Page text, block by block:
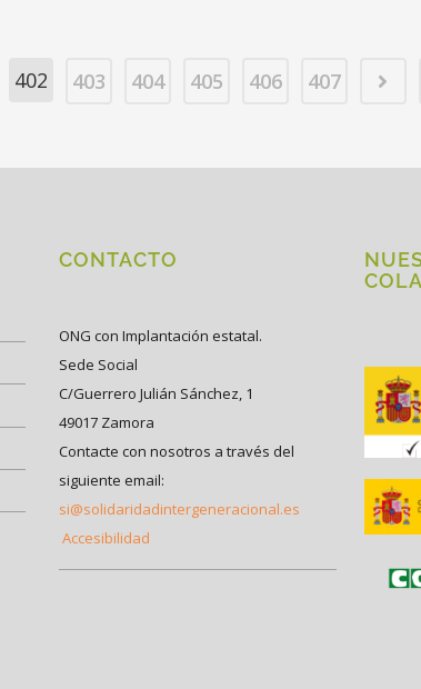
402 403 404 405 406 407
CONTACTO
ONG con Implantación estatal.
Sede Social
C/Guerrero Julián Sánchez, 1
49017 Zamora
Contacte con nosotros a través del
siguiente email:
si@solidaridadintergeneracional.es
Accesibilidad